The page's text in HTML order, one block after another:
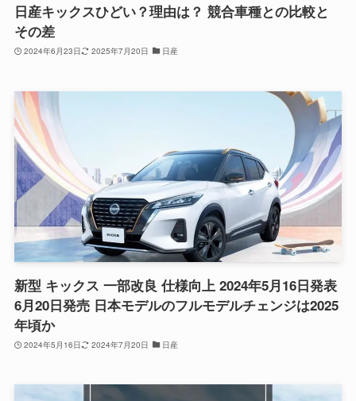
日産キックスひどい？理由は？ 競合車種との比較と
その差
2024年6月23日 2025年7月20日 日産
新型 キックス 一部改良 仕様向上 2024年5月16日発表
6月20日発売 日本モデルのフルモデルチェンジは2025
年頃か
2024年5月16日 2024年7月20日 日産